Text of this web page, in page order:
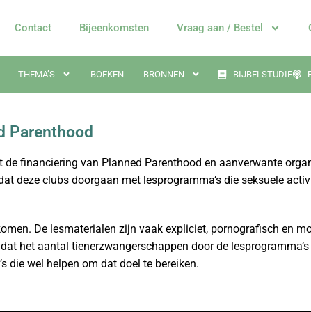
Contact Bijeenkomsten Vraag aan / Bestel
THEMA’S BOEKEN BRONNEN BIJBELSTUDIE
Parenthood
financiering van Planned Parenthood en aanverwante
deze clubs doorgaan met lesprogramma’s die seksuele
De lesmaterialen zijn vaak expliciet, pornografisch en
het aantal tienerzwangerschappen door de
die wel helpen om dat doel te bereiken.